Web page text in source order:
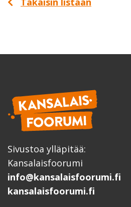
Sivustoa ylläpitää:
Kansalaisfoorumi
info@kansalaisfoorumi.fi
kansalaisfoorumi.fi